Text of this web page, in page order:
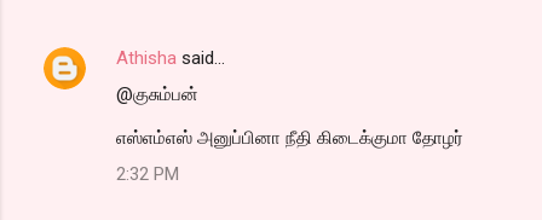
Athisha said…
@குசும்பன்
எஸ்எம்எஸ் அனுப்பினா நீதி கிடைக்குமா தோழர்
2:32 PM